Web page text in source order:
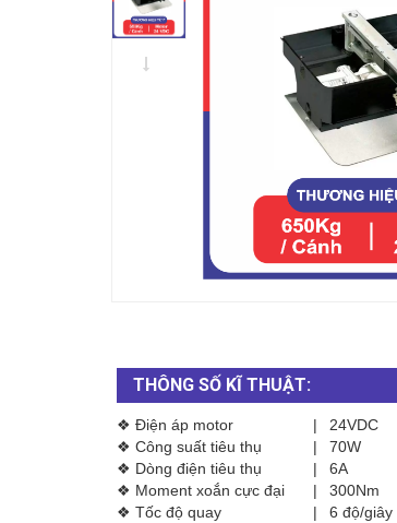
THÔNG SỐ KĨ THUẬT:
❖ Điện áp motor |
24VDC
❖ Công suất tiêu thụ
|
70W
❖ Dòng điện tiêu thụ
|
6A
❖ Moment xoắn cực đại
|
300Nm
❖ Tốc độ quay
|
6 độ/giây